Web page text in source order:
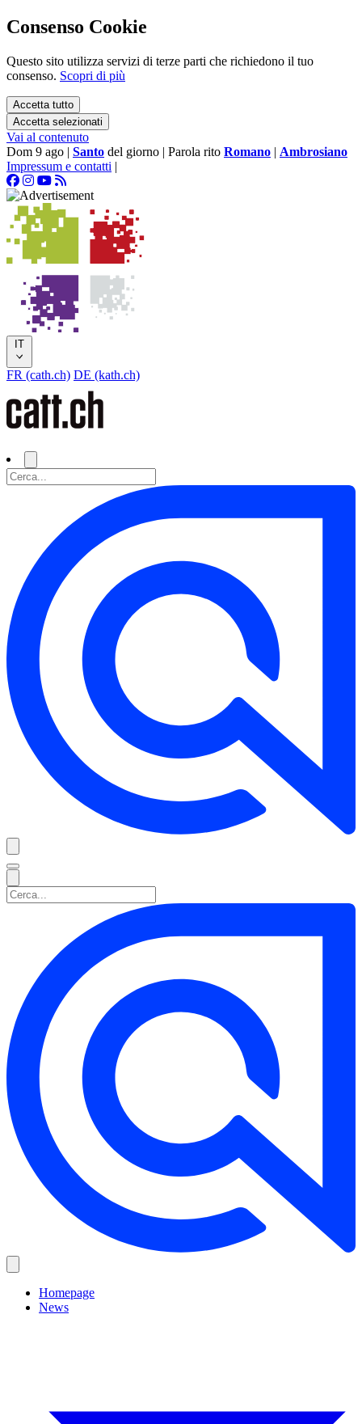
Consenso Cookie
Questo sito utilizza servizi di terze parti che richiedono il tuo
consenso. Scopri di più
Accetta tutto
Accetta selezionati
Vai al contenuto
Dom 9 ago | Santo del giorno | Parola rito Romano | Ambrosiano
Impressum e contatti |
IT
FR (cath.ch) DE (kath.ch)
Homepage
News